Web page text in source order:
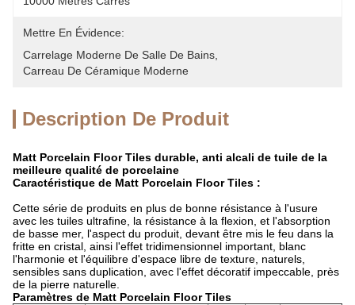
Mettre En Évidence:
Carrelage Moderne De Salle De Bains
Carreau De Céramique Moderne
Description De Produit
Matt Porcelain Floor Tiles durable, anti alcali de tuile de la
meilleure qualité de porcelaine
Caractéristique de Matt Porcelain Floor Tiles :
Cette série de produits en plus de bonne résistance à l'usure
avec les tuiles ultrafine, la résistance à la flexion, et l'absorption
de basse mer, l'aspect du produit, devant être mis le feu dans la
fritte en cristal, ainsi l'effet tridimensionnel important, blanc
l'harmonie et l'équilibre d'espace libre de texture, naturels,
sensibles sans duplication, avec l'effet décoratif impeccable, près
de la pierre naturelle.
Paramètres de Matt Porcelain Floor Tiles